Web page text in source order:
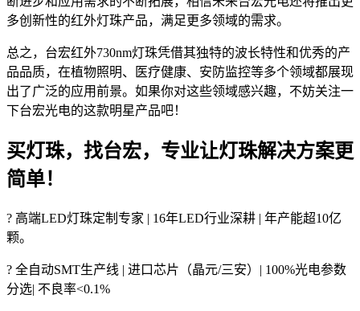
多创新性的红外灯珠产品，满足更多领域的需求。
总之，台宏红外730nm灯珠凭借其独特的波长特性和优秀的产
品品质，在植物照明、医疗健康、安防监控等多个领域都展现
出了广泛的应用前景。如果你对这些领域感兴趣，不妨关注一
下台宏光电的这款明星产品吧！
买灯珠，找台宏，专业让灯珠解决方案更
简单！
? 高端LED灯珠定制专家 | 16年LED行业深耕 | 年产能超10亿
颗。
? 全自动SMT生产线 | 进口芯片（晶元/三安）| 100%光电参数
分选| 不良率<0.1%